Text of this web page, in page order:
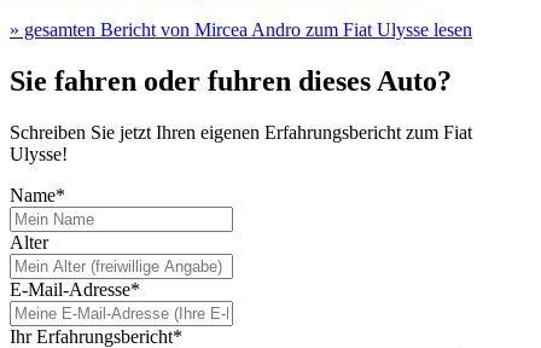
» gesamten Bericht von Mircea Andro zum Fiat Ulysse lesen
Sie fahren oder fuhren dieses Auto?
Schreiben Sie jetzt Ihren eigenen Erfahrungsbericht zum Fiat
Ulysse!
Name*
Alter
E-Mail-Adresse*
Ihr Erfahrungsbericht*